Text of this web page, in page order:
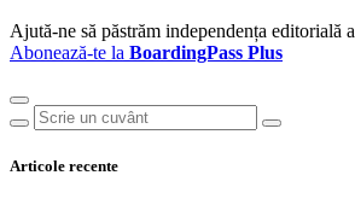
Ajută-ne să păstrăm independența editorială a
Abonează-te la BoardingPass Plus
Articole recente